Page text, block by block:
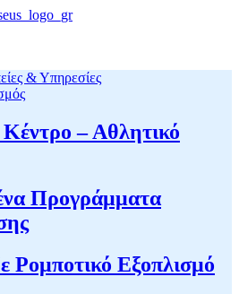
& Υπηρεσίες
– Αθλητικό
Προγράμματα
Ρομποτικό Εξοπλισμό